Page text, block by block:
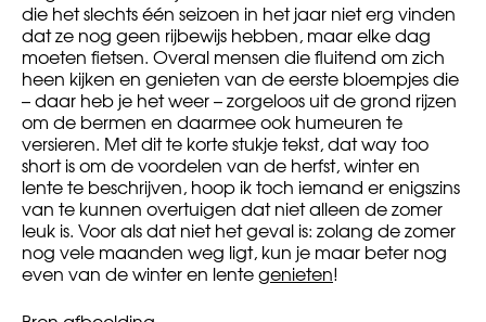
die het slechts één seizoen in het jaar niet erg vinden
dat ze nog geen rijbewijs hebben, maar elke dag
moeten fietsen. Overal mensen die fluitend om zich
heen kijken en genieten van de eerste bloempjes die
– daar heb je het weer – zorgeloos uit de grond rijzen
om de bermen en daarmee ook humeuren te
versieren. Met dit te korte stukje tekst, dat way too
short is om de voordelen van de herfst, winter en
lente te beschrijven, hoop ik toch iemand er enigszins
van te kunnen overtuigen dat niet alleen de zomer
leuk is. Voor als dat niet het geval is: zolang de zomer
nog vele maanden weg ligt, kun je maar beter nog
even van de winter en lentegenieten!